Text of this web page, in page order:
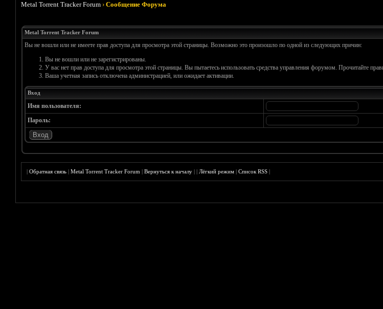
Metal Torrent Tracker Forum ›Сообщение Форума
Metal Torrent Tracker Forum
Вы не вошли или не имеете прав доступа для просмотра этой страницы. Возможно это произошло по одной из следующих причин:
Вы не вошли или не зарегистрированы.
У вас нет прав доступа для просмотра этой страницы. Вы пытаетесь использовать средства управления форумом. Прочитайте
Ваша учетная запись отключена администрацией, или ожидает активации.
Вход
Имя пользователя:
Пароль:
|Обратная связь |Metal Torrent Tracker Forum |Вернуться к началу ||Лёгкий режим |Список RSS |